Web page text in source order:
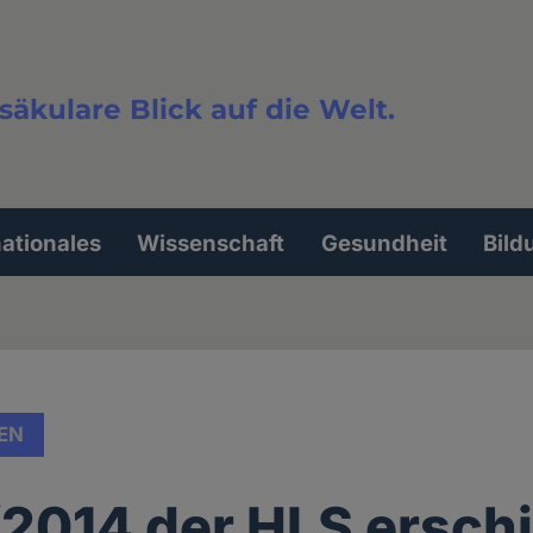
Blick auf die Welt.
Wissenschaft Gesundheit